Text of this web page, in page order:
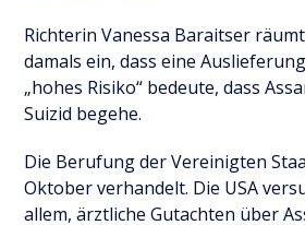
Richterin Vanessa Baraitser
damals ein, dass eine
„hohes Risiko“ bedeute, dass
Suizid begehe.
Die Berufung der Vereinigten
Oktober verhandelt. Die USA
allem, ärztliche Gutachten über